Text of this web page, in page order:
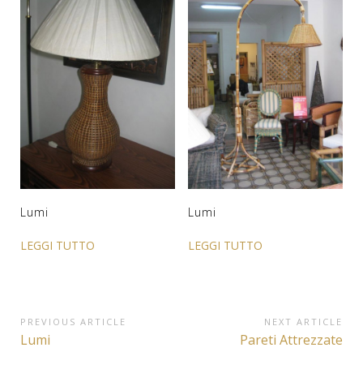
Lumi
LEGGI TUTTO
Lumi
LEGGI TUTTO
Navigazione
articoli
PREVIOUS ARTICLE
Previous
Lumi
NEXT ARTICLE
Next
Pareti Attrezzate